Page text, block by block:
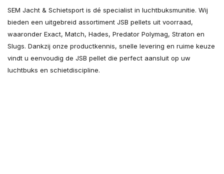
SEM Jacht & Schietsport is dé specialist in luchtbuksmunitie. Wij
bieden een uitgebreid assortiment JSB pellets uit voorraad,
waaronder Exact, Match, Hades, Predator Polymag, Straton en
Slugs. Dankzij onze productkennis, snelle levering en ruime keuze
vindt u eenvoudig de JSB pellet die perfect aansluit op uw
luchtbuks en schietdiscipline.